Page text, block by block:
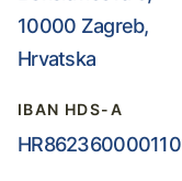
10000 Zagreb,
Hrvatska
IBAN HDS-A